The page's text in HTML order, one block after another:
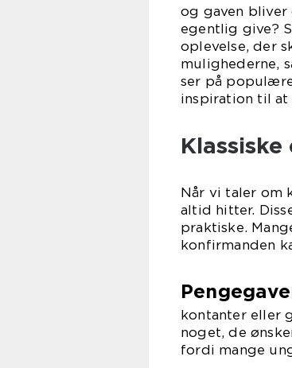
og gaven bliver
egentlig give?
oplevelse, der
mulighederne,
ser på
inspiration til
Når vi taler om
altid hitter.
praktiske.
konfirmanden
kontanter eller
noget, de
fordi mange